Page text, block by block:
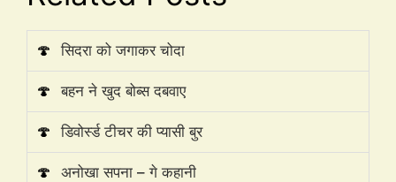
🍄 सिदरा को जगाकर चोदा
🍄 बहन ने खुद बोब्स दबवाए
🍄 डिवोर्स्ड टीचर की प्यासी बुर
🍄 अनोखा सपना – गे कहानी